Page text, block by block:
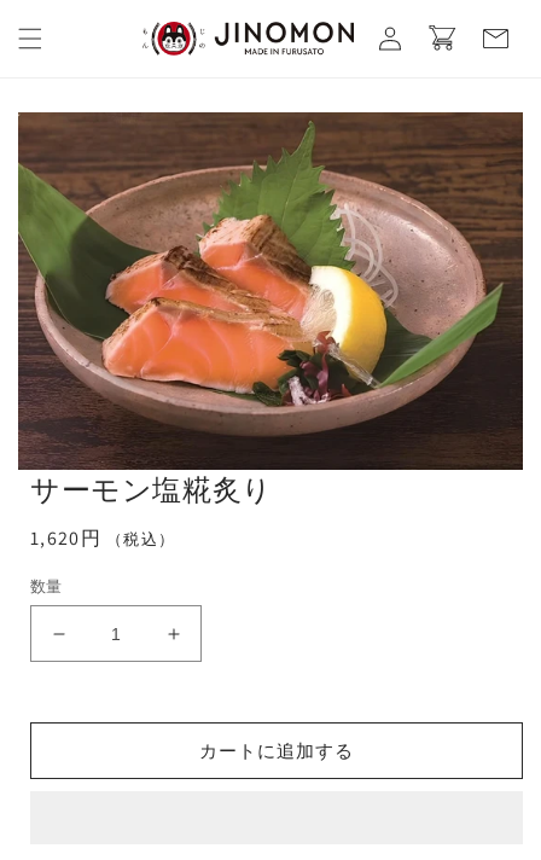
ンツに
進む
グ
イ
ー
サーモン塩糀炙り
通
価
1,620円 （税込）
数量
サ
カートに追加する